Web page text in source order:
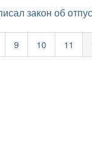
закон об
9 10 11